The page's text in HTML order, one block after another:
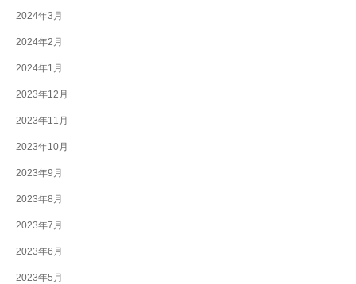
2024年3月
2024年2月
2024年1月
2023年12月
2023年11月
2023年10月
2023年9月
2023年8月
2023年7月
2023年6月
2023年5月